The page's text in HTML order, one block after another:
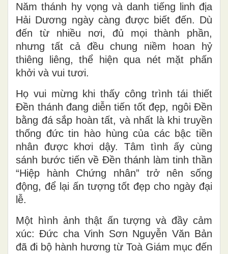
Năm thánh hy vọng và danh tiếng linh địa
Hải Dương ngày càng được biết đến. Dù
đến từ nhiều nơi, đủ mọi thành phần,
nhưng tất cả đều chung niềm hoan hỷ
thiêng liêng, thể hiện qua nét mặt phấn
khởi và vui tươi.
Họ vui mừng khi thấy công trình tái thiết
Đền thánh đang diễn tiến tốt đẹp, ngôi Đền
bằng đá sắp hoàn tất, và nhất là khi truyền
thống đức tin hào hùng của các bậc tiền
nhân được khơi dậy. Tâm tình ấy cùng
sánh bước tiến về Đền thánh làm tinh thần
“Hiệp hành Chứng nhân” trở nên sống
động, để lại ấn tượng tốt đẹp cho ngày đại
lễ.
Một hình ảnh thật ấn tượng và đầy cảm
xúc: Đức cha Vinh Sơn Nguyễn Văn Bản
đã đi bộ hành hương từ Toà Giám mục đến